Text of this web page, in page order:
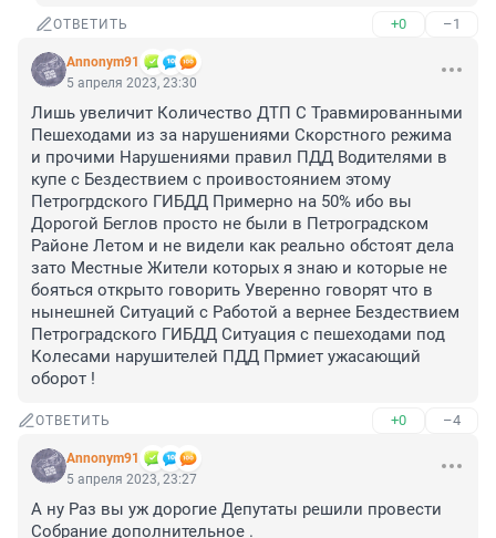
ОТВЕТИТЬ +0 –1
Annonym91
5 апреля 2023, 23:30
Лишь увеличит Количество ДТП С Травмированными
Пешеходами из за нарушениями Скорстного режима
и прочими Нарушениями правил ПДД Водителями в
купе с Бездествием с проивостоянием этому
Петрогрдского ГИБДД Примерно на 50% ибо вы
Дорогой Беглов просто не были в Петроградском
Районе Летом и не видели как реально обстоят дела
зато Местные Жители которых я знаю и которые не
бояться открыто говорить Уверенно говорят что в
нынешней Ситуаций с Работой а вернее Бездествием
Петроградского ГИБДД Ситуация с пешеходами под
Колесами нарушителей ПДД Прмиет ужасающий
оборот !
ОТВЕТИТЬ +0 –4
Annonym91
5 апреля 2023, 23:27
А ну Раз вы уж дорогие Депутаты решили провести
Собрание дополнительное .